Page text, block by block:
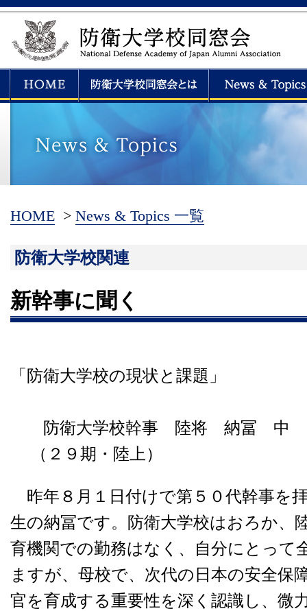
HOME > News & Topics 一覧
防衛大学校関連
新幹事に聞く
「防衛大学校の現状と課題」
防衛大学校幹事 陸将 納冨 中
（２９期・陸上）
昨年８月１日付けで第５０代幹事を
生の納冨です。防衛大学校はおろか、
育機関での勤務はなく、自分にとって
ますが、母校で、次代の日本の安全保
官を育成する重要性を深く認識し、微